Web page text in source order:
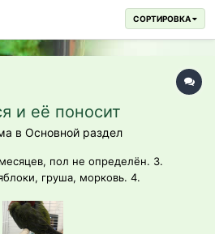
СОРТИРОВКА
и её поносит
в Основной раздел
пол не определён. 3.
груша, морковь. 4.
5. Птица приобретена за
5 дней был бодр и весел,